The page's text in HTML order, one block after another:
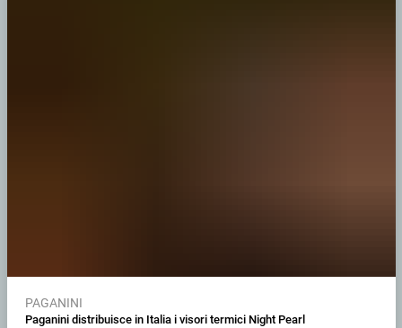
PAGANINI
Paganini distribuisce in Italia i visori termici Night Pearl